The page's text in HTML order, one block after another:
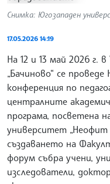
Снимка: Югозападен
17.05.2026 14:19
На 12 и 13 май 2026 г.
„Бачиново“ се
конференция по
централните
програма, посветена
университет „Неофит
създаването на
форум събра учени,
изследователи,